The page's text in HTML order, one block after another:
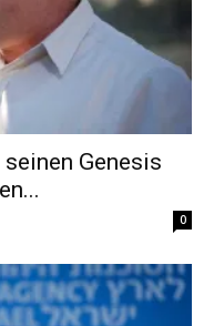
Genesis
0